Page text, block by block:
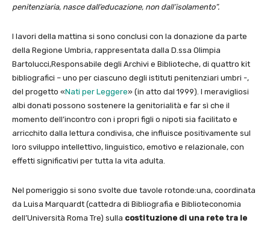
penitenziaria, nasce dall’educazione, non dall’isolamento”.
I lavori della mattina si sono conclusi con la donazione da parte
della Regione Umbria, rappresentata dalla D.ssa Olimpia
Bartolucci,Responsabile degli Archivi e Biblioteche, di quattro kit
bibliografici – uno per ciascuno degli istituti penitenziari umbri -,
del progetto «Nati per Leggere» (in atto dal 1999). I meravigliosi
albi donati possono sostenere la genitorialità e far sì che il
momento dell’incontro con i propri figli o nipoti sia facilitato e
arricchito dalla lettura condivisa, che influisce positivamente sul
loro sviluppo intellettivo, linguistico, emotivo e relazionale, con
effetti significativi per tutta la vita adulta.
Nel pomeriggio si sono svolte due tavole rotonde:una, coordinata
da Luisa Marquardt (cattedra di Bibliografia e Biblioteconomia
dell’Università Roma Tre) sulla costituzione di una rete tra le